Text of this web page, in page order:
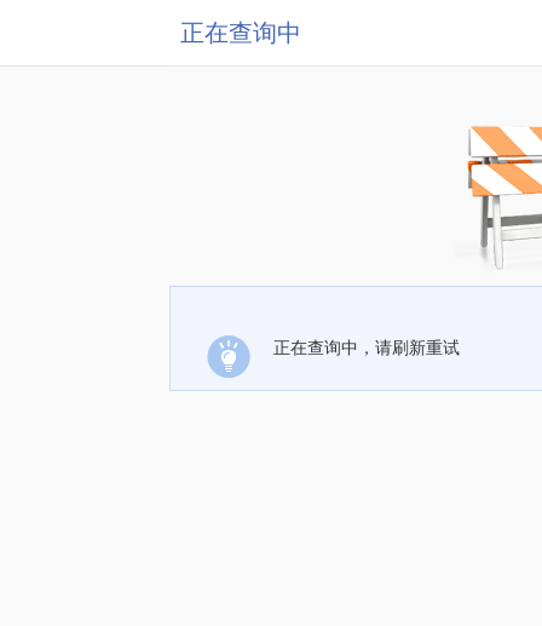
正在查询中
正在查询中，请刷新重试